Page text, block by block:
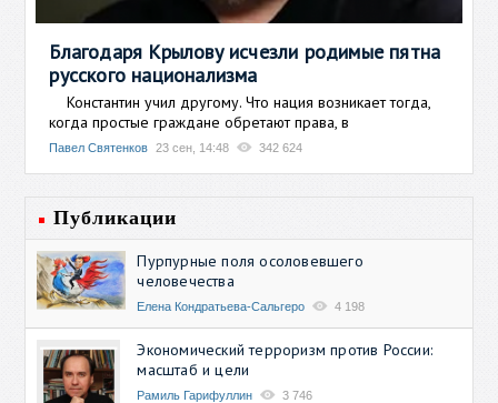
Благодаря Крылову исчезли родимые пятна
русского национализма
Константин учил другому. Что нация возникает тогда,
когда простые граждане обретают права, в
Павел Святенков 23 сен, 14:48 342 624
Публикации
Пурпурные поля осоловевшего
человечества
Елена Кондратьева-Сальгеро 4 198
Экономический терроризм против России:
масштаб и цели
Рамиль Гарифуллин 3 746